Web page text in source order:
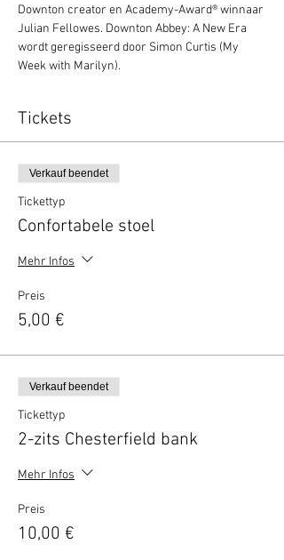
Downton creator en Academy-Award® winnaar
Julian Fellowes. Downton Abbey: A New Era
wordt geregisseerd door Simon Curtis (My
Week with Marilyn).
Tickets
Verkauf beendet
Tickettyp
Confortabele stoel
Mehr Infos
Preis
5,00 €
Verkauf beendet
Tickettyp
2-zits Chesterfield bank
Mehr Infos
Preis
10,00 €